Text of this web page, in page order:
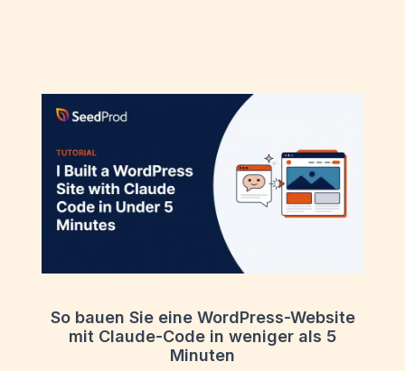
So bauen Sie eine WordPress-Website
mit Claude-Code in weniger als 5
Minuten